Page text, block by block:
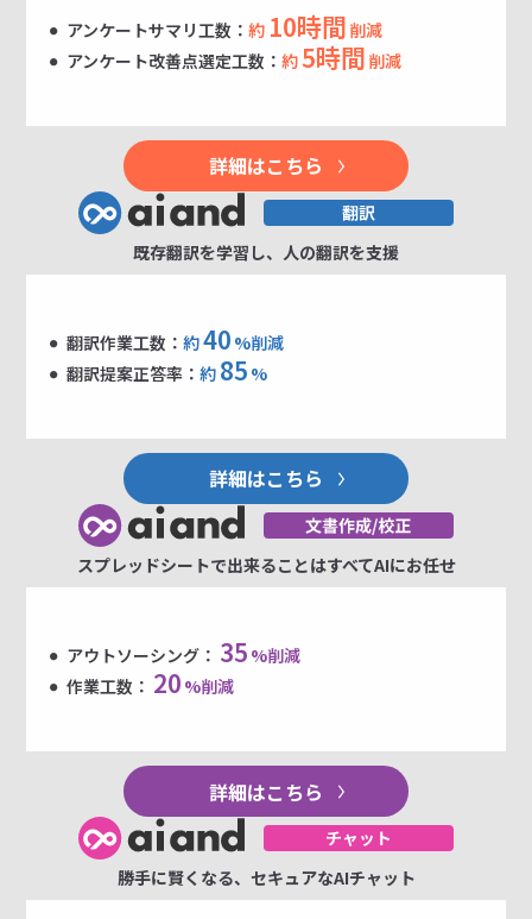
アンケートサマリ工数：約 10時間 削減
アンケート改善点選定工数：約5時間 削減
詳細はこちら
既存翻訳を学習し、人の翻訳を支援
翻訳作業工数：約40 %削減
翻訳提案正答率：約 85 %
詳細はこちら
スプレッドシートで出来ることはすべてAIにお任せ
アウトソーシング： 35 %削減
作業工数： 20 %削減
詳細はこちら
勝手に賢くなる、セキュアなAIチャット